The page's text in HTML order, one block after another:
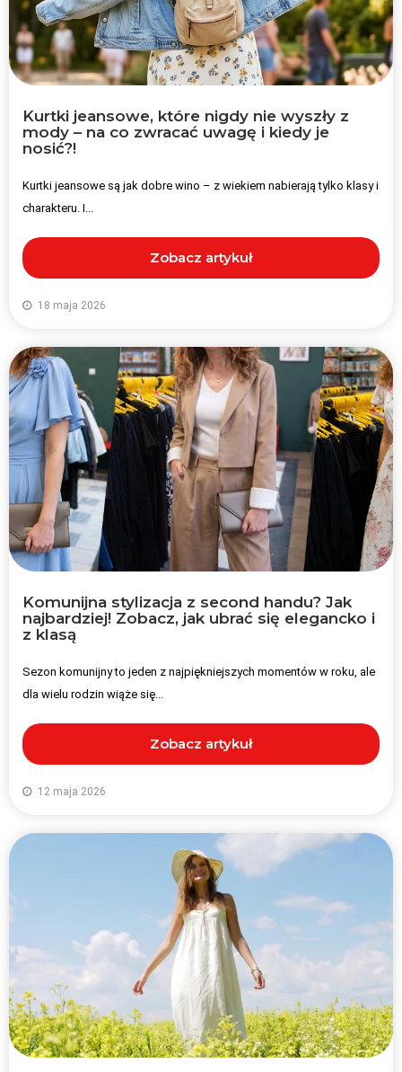
Kurtki jeansowe, które nigdy nie wyszły z
mody – na co zwracać uwagę i kiedy je
nosić?!
Kurtki jeansowe są jak dobre wino – z wiekiem nabierają tylko klasy i
charakteru. I...
Zobacz artykuł
18 maja 2026
Komunijna stylizacja z second handu? Jak
najbardziej! Zobacz, jak ubrać się elegancko i
z klasą
Sezon komunijny to jeden z najpiękniejszych momentów w roku, ale
dla wielu rodzin wiąże się...
Zobacz artykuł
12 maja 2026